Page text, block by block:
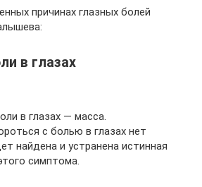
причинах глазных болей
в глазах
в глазах — масса.
с болью в глазах нет
найдена и устранена истинная
симптома.